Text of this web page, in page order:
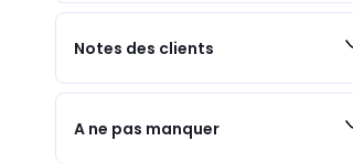
Notes des clients
A ne pas manquer